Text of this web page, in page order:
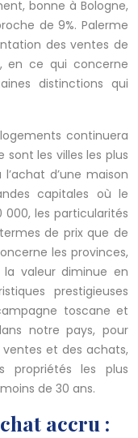
bonne à Bologne,
de 9%. Palerme
des ventes de
en ce qui concerne
distinctions qui
continuera
les villes les plus
d’une maison
capitales où le
000, les particularités
de prix que de
les provinces,
valeur diminue en
prestigieuses
toscane et
notre pays, pour
et des achats,
propriétés les plus
de 30 ans.
accru :